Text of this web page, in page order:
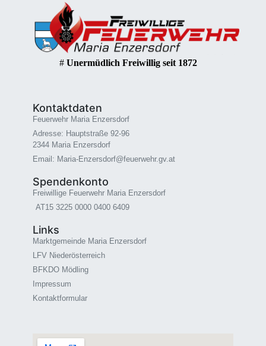
# Unermüdlich Freiwillig seit 1872
Kontaktdaten
Feuerwehr Maria Enzersdorf
Adresse: Hauptstraße 92-96
2344 Maria Enzersdorf
Email: Maria-Enzersdorf@feuerwehr.gv.at
Spendenkonto
Freiwillige Feuerwehr Maria Enzersdorf
AT15 3225 0000 0400 6409
Links
Marktgemeinde Maria Enzersdorf
LFV Niederösterreich
BFKDO Mödling
Impressum
Kontaktformular